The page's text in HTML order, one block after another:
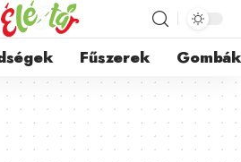
Fűszerek Gombák